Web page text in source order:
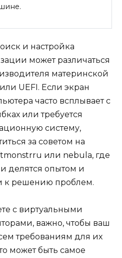
и настройка
может различаться
материнской
UEFI. Если экран
часто всплывает с
или требуется
систему,
за советом на
или nebula, где
делятся опытом и
к решению проблем.
с виртуальными
важно, чтобы ваш
требованиям для их
может быть самое